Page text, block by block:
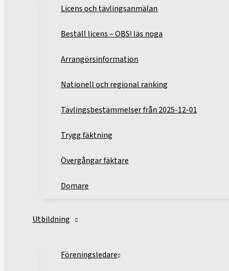
Licens och tävlingsanmälan
Beställ licens – OBS! läs noga
Arrangörsinformation
Nationell och regional ranking
Tävlingsbestämmelser från 2025-12-01
Trygg fäktning
Övergångar fäktare
Domare
Utbildning
Föreningsledare